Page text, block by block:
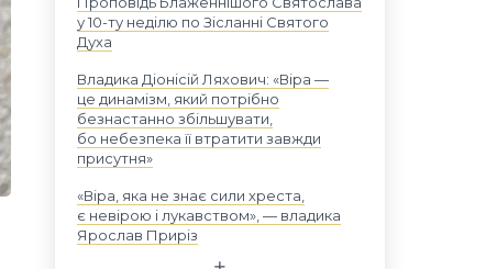
у 10-ту неділю по Зісланні Святого
Духа
Владика Діонісій Ляхович: «Віра —
це динамізм, який потрібно
безнастанно збільшувати,
бо небезпека її втратити завжди
присутня»
«Віра, яка не знає сили хреста,
є невірою і лукавством», — владика
Ярослав Приріз